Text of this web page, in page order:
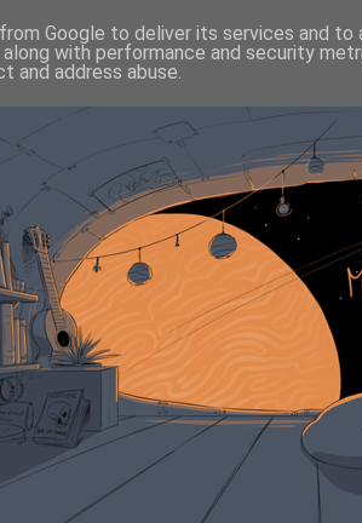
Google to deliver its services and to
with performance and security
and address abuse.